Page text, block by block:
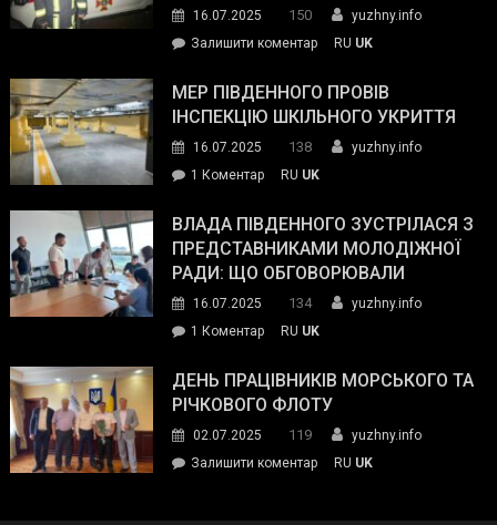
силових
та
органів:
«Наш
спільний
окупанти.
Маємо
діяти
команда
16.07.2025 150
yuzhny.info
Залишити коментарon
ДСНС
власноруч
пожежу
у
RU UK
МЕР ПІВДЕННОГО ПРОВІВ
ІНСПЕКЦІЮ ШКІЛЬНОГО УКРИТТЯ
16.07.2025 138
yuzhny.info
1 Коментардо
Південного
провів
інспекцію
укриття
RU UK
ВЛАДА ПІВДЕННОГО ЗУСТРІЛАСЯ З
ПРЕДСТАВНИКАМИ МОЛОДІЖНОЇ
РАДИ: ЩО ОБГОВОРЮВАЛИ
16.07.2025 134
yuzhny.info
1 Коментардо
Південного
зустрілася
представниками
молодіжної
RU UK
ДЕНЬ ПРАЦІВНИКІВ МОРСЬКОГО ТА
РІЧКОВОГО ФЛОТУ
02.07.2025 119
yuzhny.info
Залишити коментарon
RU UK